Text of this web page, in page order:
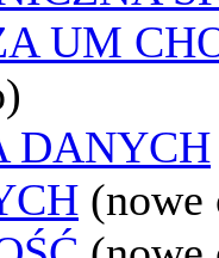
UM
DANYCH
(nowe